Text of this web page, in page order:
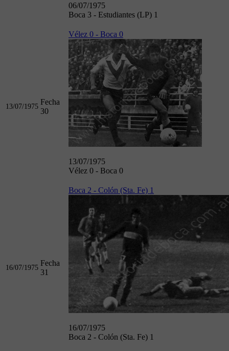
06/07/1975
Boca 3 - Estudiantes (LP) 1
13/07/1975
Fecha
30
Vélez 0 - Boca 0
13/07/1975
Vélez 0 - Boca 0
16/07/1975
Fecha
31
Boca 2 - Colón (Sta. Fe) 1
16/07/1975
Boca 2 - Colón (Sta. Fe) 1